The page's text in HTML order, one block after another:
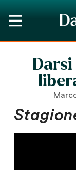
Darsi